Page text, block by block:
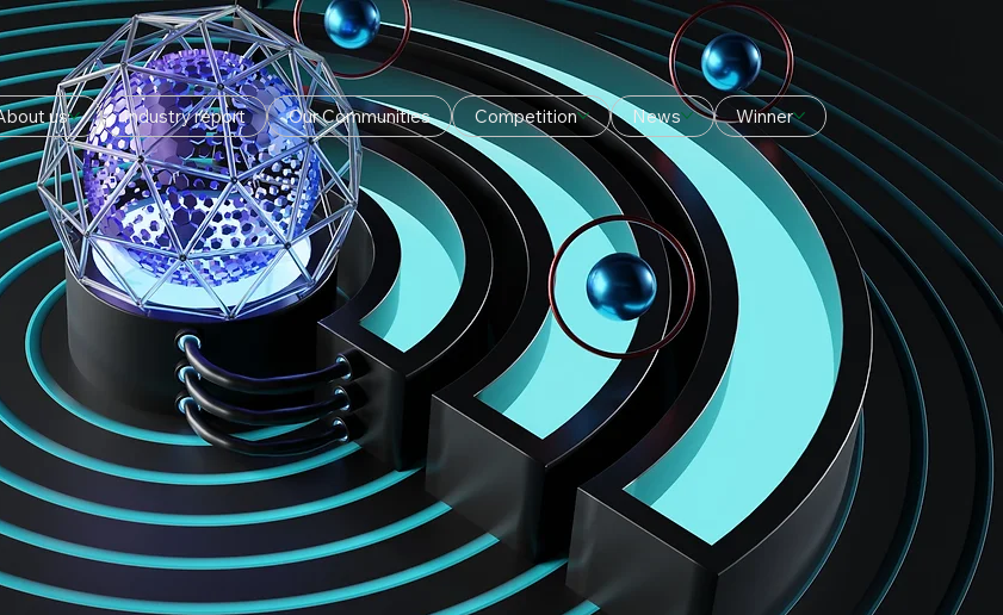
us Industry report Our Communities Competition News Winner